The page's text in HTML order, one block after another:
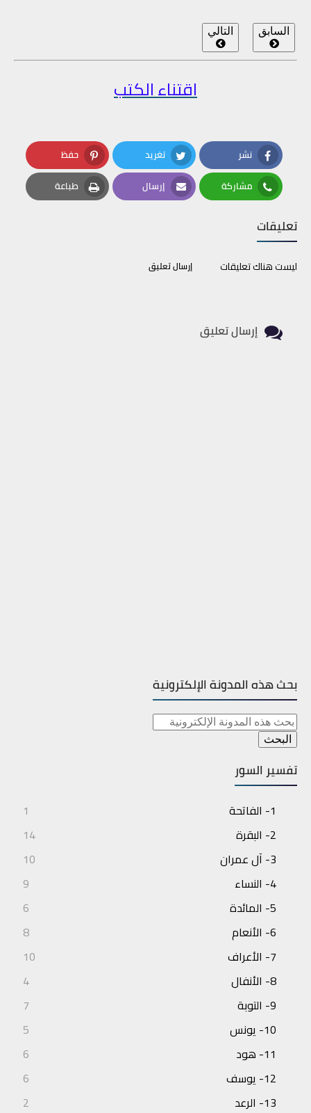
السابق التالي
اقتناء الكتب
نشر
Facebook
تغريد
Twitter
حفظ
Pinterest
مشاركة
Whatsapp
إرسال
Email
طباعة
Print
تعليقات
ليست هناك تعليقات إرسال تعليق
إرسال تعليق
بحث هذه المدونة الإلكترونية
تفسير السور
1- الفاتحة
1
2- البقرة
14
3- آل عمران
10
4- النساء
9
5- المائدة
6
6- الأنعام
8
7- الأعراف
10
8- الأنفال
4
9- التوبة
7
10- يونس
5
11- هود
6
12- يوسف
6
13- الرعد
2